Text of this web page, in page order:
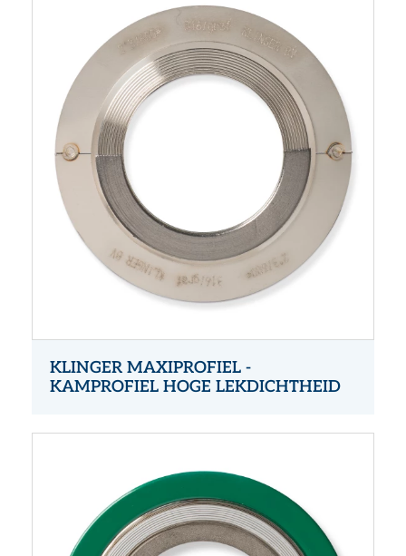
KLINGER MAXIPROFIEL -
KAMPROFIEL HOGE LEKDICHTHEID